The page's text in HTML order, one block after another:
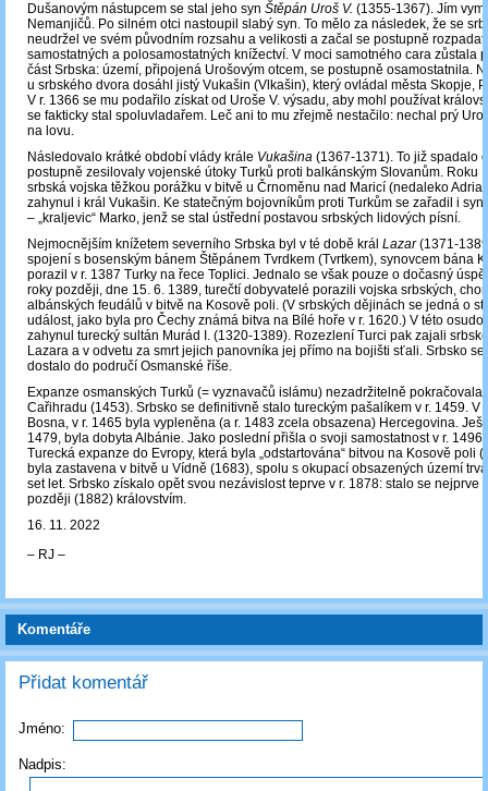
Dušanovým nástupcem se stal jeho syn Štěpán Uroš V. (1355-1367). Jím
Nemanjičů. Po silném otci nastoupil slabý syn. To mělo za následek, že se
neudržel ve svém původním rozsahu a velikosti a začal se postupně
samostatných a polosamostatných knížectví. V moci samotného cara zůstala
část Srbska: území, připojená Urošovým otcem, se postupně osamostatnila.
u srbského dvora dosáhl jistý Vukašin (Vlkašin), který ovládal města Skopje,
V r. 1366 se mu podařilo získat od Uroše V. výsadu, aby mohl používat
se fakticky stal spoluvladařem. Leč ani to mu zřejmě nestačilo: nechal prý
na lovu.
Následovalo krátké období vlády krále Vukašina (1367-1371). To již spadalo
postupně zesilovaly vojenské útoky Turků proti balkánským Slovanům. Roku
srbská vojska těžkou porážku v bitvě u Črnoměnu nad Maricí (nedaleko
zahynul i král Vukašin. Ke statečným bojovníkům proti Turkům se zařadil i
– „kraljevic“ Marko, jenž se stal ústřední postavou srbských lidových písní.
Nejmocnějším knížetem severního Srbska byl v té době král Lazar(1371-
spojení s bosenským bánem Štěpánem Tvrdkem (Tvrtkem), synovcem bána
porazil v r. 1387 Turky na řece Toplici. Jednalo se však pouze o dočasný
roky později, dne 15. 6. 1389, turečtí dobyvatelé porazili vojska srbských,
albánských feudálů v bitvě na Kosově poli. (V srbských dějinách se jedná o
událost, jako byla pro Čechy známá bitva na Bílé hoře v r. 1620.) V této
zahynul turecký sultán Murád I. (1320-1389). Rozezlení Turci pak zajali
Lazara a v odvetu za smrt jejich panovníka jej přímo na bojišti sťali. Srbsko
dostalo do područí Osmanské říše.
Expanze osmanských Turků (= vyznavačů islámu) nezadržitelně pokračovala
Cařihradu (1453). Srbsko se definitivně stalo tureckým pašalíkem v r. 1459. V
Bosna, v r. 1465 byla vypleněna (a r. 1483 zcela obsazena) Hercegovina.
1479, byla dobyta Albánie. Jako poslední přišla o svoji samostatnost v r. 1496
Turecká expanze do Evropy, která byla „odstartována“ bitvou na Kosově poli
byla zastavena v bitvě u Vídně (1683), spolu s okupací obsazených území
set let. Srbsko získalo opět svou nezávislost teprve v r. 1878: stalo se nejprve
později (1882) královstvím.
16. 11. 2022
‒ RJ ‒
Komentáře
Přidat komentář
Jméno:
Nadpis: